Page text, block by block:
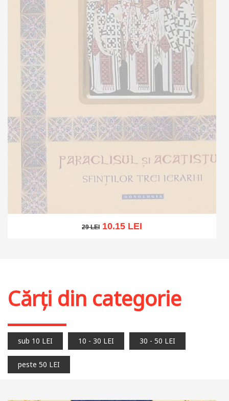
29 LEI 10.15 LEI
Cărți din categorie
sub 10 LEI 10 - 30 LEI 30 - 50 LEI
peste 50 LEI